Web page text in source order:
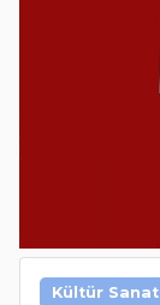
Kültür Sanat